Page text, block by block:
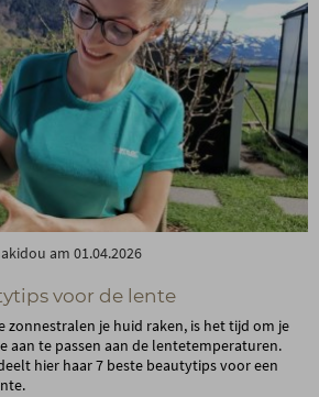
am 01.04.2026
voor de lente
zonnestralen je huid raken, is het tijd om je
aan te passen aan de lentetemperaturen.
hier haar 7 beste beautytips voor een